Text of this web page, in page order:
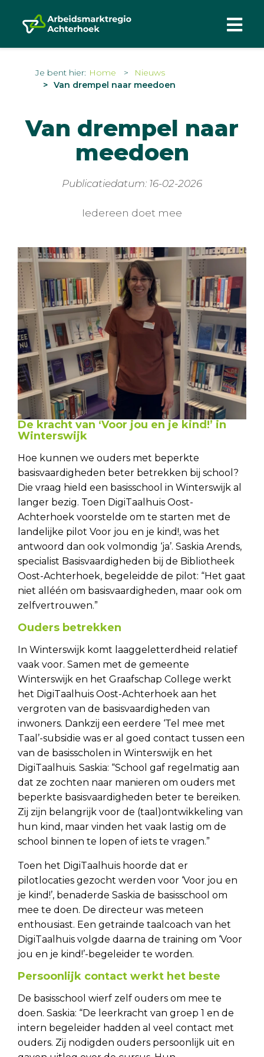
Je bent hier: Home
Nieuws
Van drempel naar meedoen
Van drempel naar
meedoen
Publicatiedatum: 16-02-2026
Iedereen doet mee
De kracht van ‘Voor jou en je kind!’ in
Winterswijk
Hoe kunnen we ouders met beperkte
basisvaardigheden beter betrekken bij school?
Die vraag hield een basisschool in Winterswijk al
langer bezig. Toen DigiTaalhuis Oost-
Achterhoek voorstelde om te starten met de
landelijke pilot Voor jou en je kind!, was het
antwoord dan ook volmondig ‘ja’. Saskia Arends,
specialist Basisvaardigheden bij de Bibliotheek
Oost-Achterhoek, begeleidde de pilot: “Het gaat
niet alléén om basisvaardigheden, maar ook om
zelfvertrouwen.”
Ouders betrekken
In Winterswijk komt laaggeletterdheid relatief
vaak voor. Samen met de gemeente
Winterswijk en het Graafschap College werkt
het DigiTaalhuis Oost-Achterhoek aan het
vergroten van de basisvaardigheden van
inwoners. Dankzij een eerdere ‘Tel mee met
Taal’-subsidie was er al goed contact tussen een
van de basisscholen in Winterswijk en het
DigiTaalhuis. Saskia: “School gaf regelmatig aan
dat ze zochten naar manieren om ouders met
beperkte basisvaardigheden beter te bereiken.
Zij zijn belangrijk voor de (taal)ontwikkeling van
hun kind, maar vinden het vaak lastig om de
school binnen te lopen of iets te vragen.”
Toen het DigiTaalhuis hoorde dat er
pilotlocaties gezocht werden voor ‘Voor jou en
je kind!’, benaderde Saskia de basisschool om
mee te doen. De directeur was meteen
enthousiast. Een getrainde taalcoach van het
DigiTaalhuis volgde daarna de training om ‘Voor
jou en je kind!’-begeleider te worden.
Persoonlijk contact werkt het beste
De basisschool wierf zelf ouders om mee te
doen. Saskia: “De leerkracht van groep 1 en de
intern begeleider hadden al veel contact met
ouders. Zij nodigden ouders persoonlijk uit en